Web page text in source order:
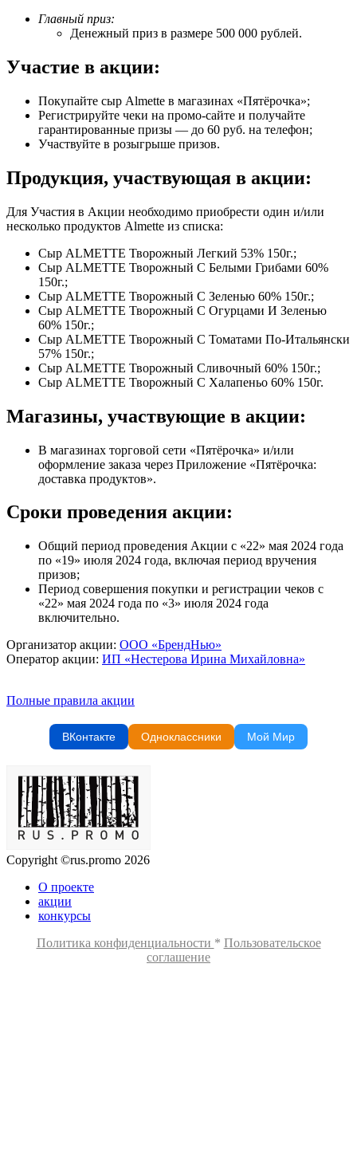
Главный приз:
Денежный приз в размере 500 000 рублей.
Участие в акции:
Покупайте сыр Almette в магазинах «Пятёрочка»;
Регистрируйте чеки на промо-сайте и получайте
гарантированные призы — до 60 руб. на телефон;
Участвуйте в розыгрыше призов.
Продукция, участвующая в акции:
Для Участия в Акции необходимо приобрести один и/или
несколько продуктов Almette из списка:
Сыр ALMETTE Творожный Легкий 53% 150г.;
Сыр ALMETTE Творожный С Белыми Грибами 60%
150г.;
Сыр ALMETTE Творожный С Зеленью 60% 150г.;
Сыр ALMETTE Творожный С Огурцами И Зеленью
60% 150г.;
Сыр ALMETTE Творожный С Томатами По-Итальянски
57% 150г.;
Сыр ALMETTE Творожный Сливочный 60% 150г.;
Сыр ALMETTE Творожный С Халапеньо 60% 150г.
Магазины, участвующие в акции:
В магазинах торговой сети «Пятёрочка» и/или
оформление заказа через Приложение «Пятёрочка:
доставка продуктов».
Сроки проведения акции:
Общий период проведения Акции с «22» мая 2024 года
по «19» июля 2024 года, включая период вручения
призов;
Период совершения покупки и регистрации чеков с
«22» мая 2024 года по «3» июля 2024 года
включительно.
Организатор акции: ООО «БрендНью»
Оператор акции: ИП «Нестерова Ирина Михайловна»
Полные правила акции
ВКонтакте Одноклассники Мой Мир
Copyright ©rus.promo 2026
О проекте
акции
конкурсы
Политика конфиденциальности * Пользовательское
соглашение